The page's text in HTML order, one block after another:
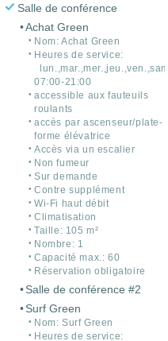
Salle de conférence
Achat Green
Nom: Achat Green
Heures de service:
lun.,mar.,mer.,jeu.,ven.,sam.
07:00-21:00
accessible aux fauteuils
roulants
accès par ascenseur/plate-
forme élévatrice
Accès via un escalier
Non fumeur
Sur demande
Contre supplément
Wi-Fi haut débit
Climatisation
Taille: 105 m²
Nombre: 1
Capacité max.: 60
Réservation obligatoire
Salle de conférence #2
Surf Green
Nom: Surf Green
Heures de service: